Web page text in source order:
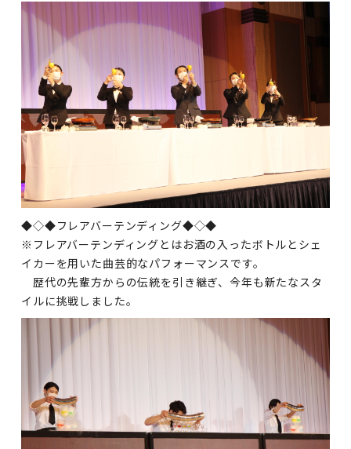
◆◇◆フレアバーテンディング◆◇◆
※フレアバーテンディングとはお酒の入ったボトルとシェ
イカーを用いた曲芸的なパフォーマンスです。
歴代の先輩方からの伝統を引き継ぎ、今年も新たなスタ
イルに挑戦しました。